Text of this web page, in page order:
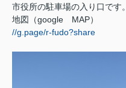
市役所の駐車場の入り口です。
地図（google MAP）
//g.page/r-fudo?share